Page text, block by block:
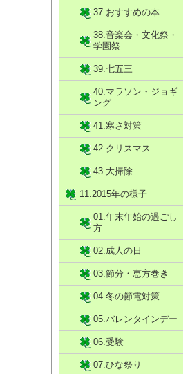
37.おすすめの本
38.音楽会・文化祭・
学園祭
39.七五三
40.マラソン・ジョギ
ング
41.寒さ対策
42.クリスマス
43.大掃除
11.2015年の様子
01.年末年始の過ごし
方
02.成人の日
03.節分・恵方巻き
04.冬の節電対策
05.バレンタインデー
06.受験
07.ひな祭り